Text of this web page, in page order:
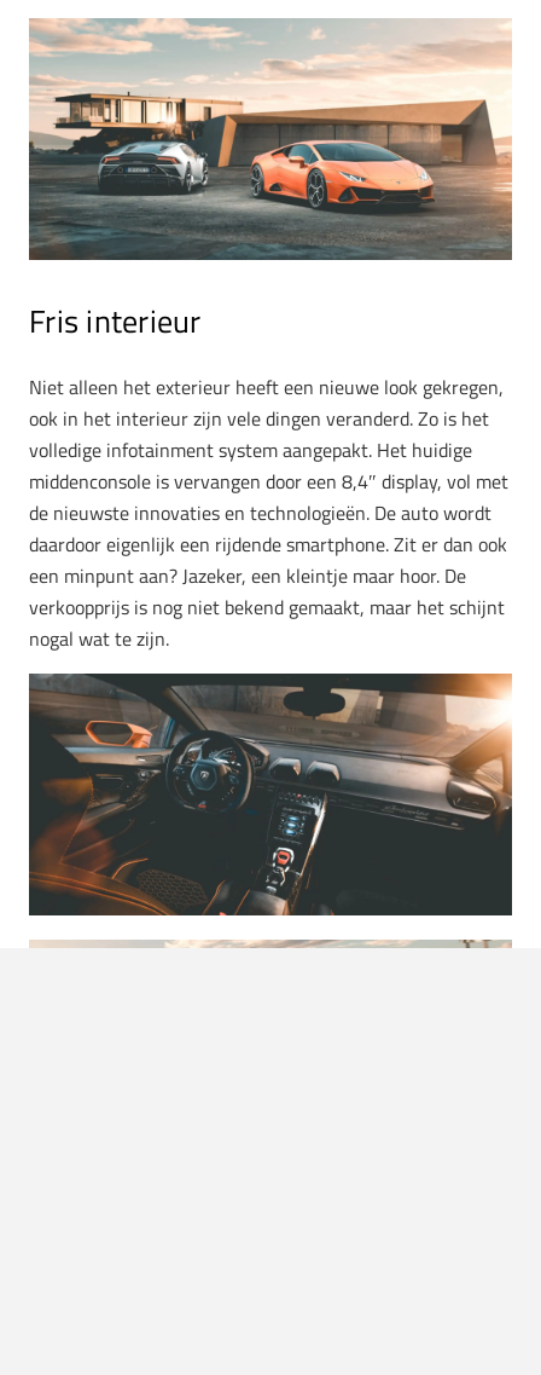
Fris interieur
Niet alleen het exterieur heeft een nieuwe look gekregen,
ook in het interieur zijn vele dingen veranderd. Zo is het
volledige infotainment system aangepakt. Het huidige
middenconsole is vervangen door een 8,4″ display, vol met
de nieuwste innovaties en technologieën. De auto wordt
daardoor eigenlijk een rijdende smartphone. Zit er dan ook
een minpunt aan? Jazeker, een kleintje maar hoor. De
verkoopprijs is nog niet bekend gemaakt, maar het schijnt
nogal wat te zijn.